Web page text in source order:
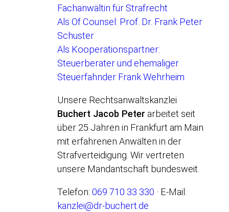
Fachanwältin für Strafrecht
Als Of Counsel: Prof. Dr. Frank Peter
Schuster
Als Kooperationspartner:
Steuerberater und ehemaliger
Steuerfahnder Frank Wehrheim
Unsere Rechtsanwaltskanzlei
Buchert Jacob Peter arbeitet seit
über 25 Jahren in Frankfurt am Main
mit erfahrenen Anwälten in der
Strafverteidigung. Wir vertreten
unsere Mandantschaft bundesweit.
Telefon:069 710 33 330 · E-Mail:
kanzlei@dr-buchert.de